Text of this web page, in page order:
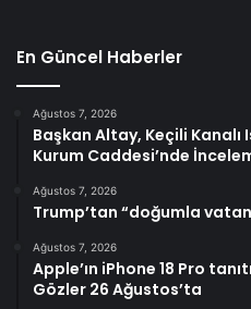
En Güncel Haberler
Ağustos 7, 2026
Başkan Altay, Keçili Kanalı
Kurum Caddesi’nde
Ağustos 7, 2026
Trump’tan “doğumla
Ağustos 7, 2026
Apple’ın iPhone 18 Pro
Gözler 26 Ağustos’ta